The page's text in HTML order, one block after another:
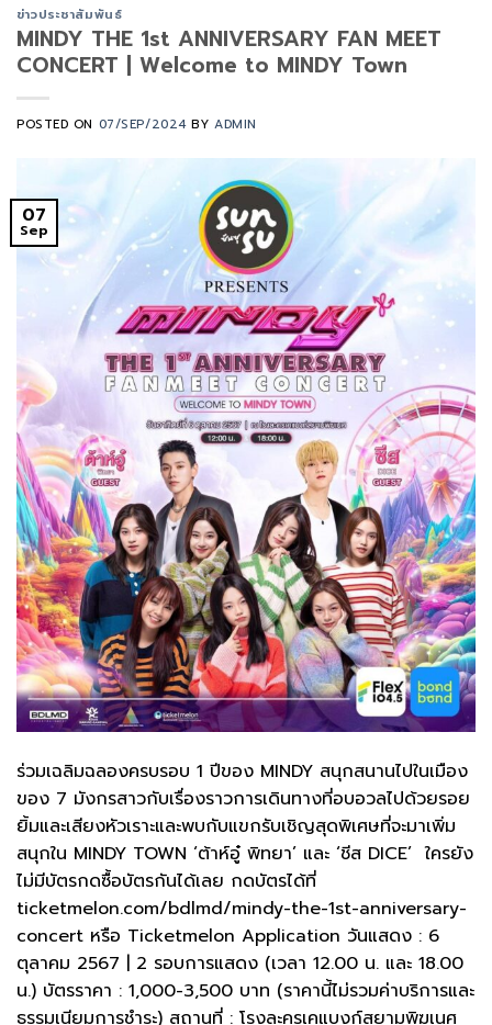
ข่าวประชาสัมพันธ์
MINDY THE 1st ANNIVERSARY FAN MEET
CONCERT | Welcome to MINDY Town
POSTED ON 07/SEP/2024BYADMIN
07
Sep
ร่วมเฉลิมฉลองครบรอบ 1 ปีของ MINDY สนุกสนานไปในเมือง
ของ 7 มังกรสาวกับเรื่องราวการเดินทางที่อบอวลไปด้วยรอย
ยิ้มและเสียงหัวเราะและพบกับแขกรับเชิญสุดพิเศษที่จะมาเพิ่ม
สนุกใน MINDY TOWN ‘ต้าห์อู๋ พิทยา’ และ ‘ชีส DICE’ ใครยัง
ไม่มีบัตรกดซื้อบัตรกันได้เลย กดบัตรได้ที่
ticketmelon.com/bdlmd/mindy-the-1st-anniversary-
concert หรือ Ticketmelon Application วันแสดง : 6
ตุลาคม 2567 | 2 รอบการแสดง (เวลา 12.00 น. และ 18.00
น.) บัตรราคา : 1,000-3,500 บาท (ราคานี้ไม่รวมค่าบริการและ
ธรรมเนียมการชำระ) สถานที่ : โรงละครเคแบงก์สยามพิฆเนศ